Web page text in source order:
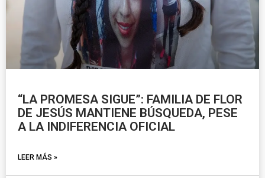
“LA PROMESA SIGUE”: FAMILIA DE FLOR
DE JESÚS MANTIENE BÚSQUEDA, PESE
A LA INDIFERENCIA OFICIAL
LEER MÁS »